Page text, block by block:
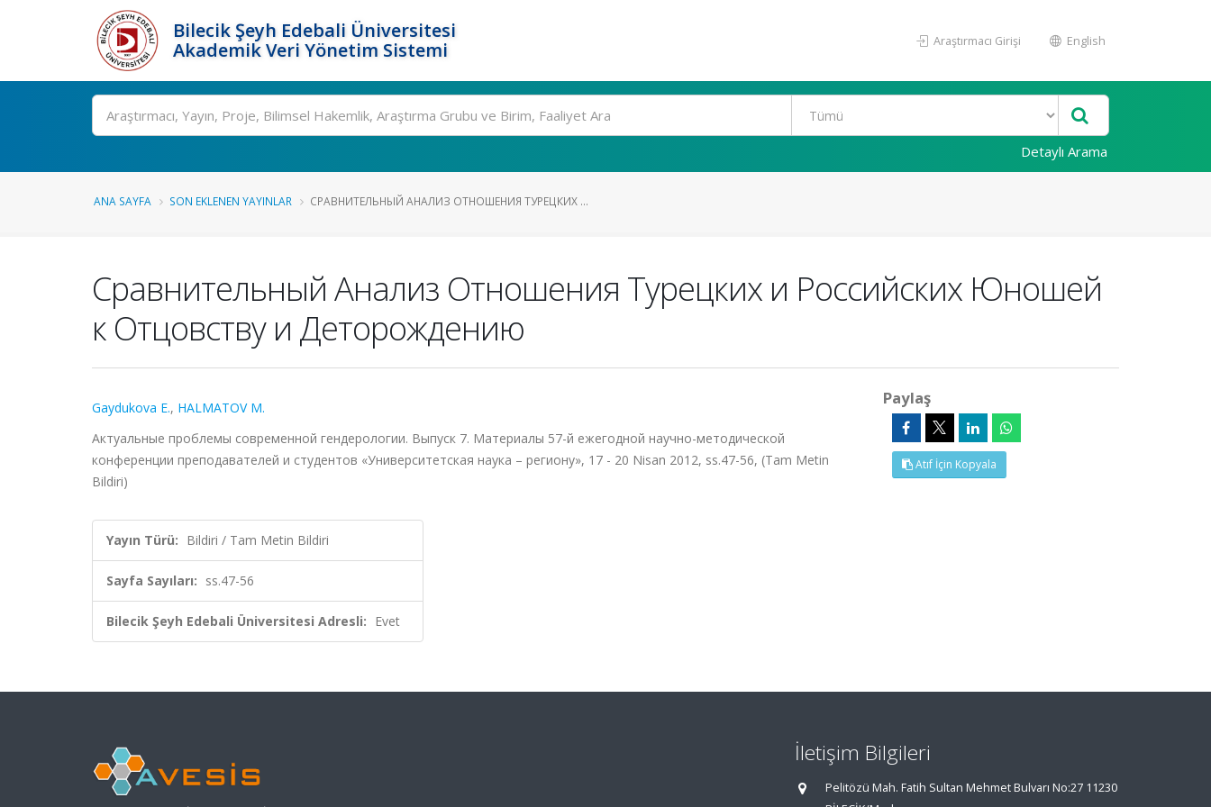
Bilecik Şeyh Edebali Üniversitesi
Akademik Veri Yönetim Sistemi
Araştırmacı Girişi English
Ara
Detaylı Arama
ANA SAYFA SON EKLENEN YAYINLAR СРАВНИТЕЛЬНЫЙ АНАЛИЗ ОТНОШЕНИЯ ТУРЕЦКИХ ...
Сравнительный Анализ Отношения Турецких и Российских Юношей
к Отцовству и Деторождению
Gaydukova E., HALMATOV M.
Актуальные проблемы современной гендерологии. Выпуск 7. Материалы 57-й ежегодной научно-методической
конференции преподавателей и студентов «Университетская наука – региону», 17 - 20 Nisan 2012, ss.47-56, (Tam Metin
Bildiri)
Yayın Türü: Bildiri / Tam Metin Bildiri
Sayfa Sayıları: ss.47-56
Bilecik Şeyh Edebali Üniversitesi Adresli: Evet
Paylaş
Atıf İçin Kopyala
İletişim Bilgileri
Pelitözü Mah. Fatih Sultan Mehmet Bulvarı No:27 11230